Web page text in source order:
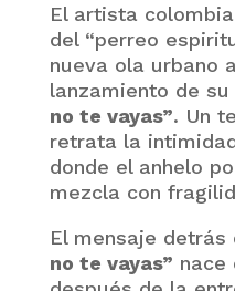
El artista
del “perreo
nueva ola urbano
lanzamiento de
no te vayas”. Un
retrata la
donde el anhelo
mezcla con
El mensaje detrás
no te vayas” nace